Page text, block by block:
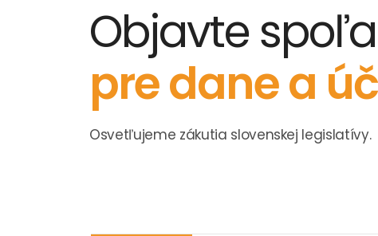
Objavte
pre dane a
Osvetľujeme zákutia slovenskej legislatívy.